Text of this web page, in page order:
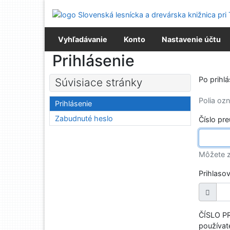
Prejsť na menu
Prehlásenie o webovej prístupnosti
Vyhľadávanie
Konto Nastavenie účtu
Prihlásenie
Po
Polia
Číslo
Môžete
ČÍSLO
Súvisiace stránky
Prihlásenie
Zabudnuté heslo